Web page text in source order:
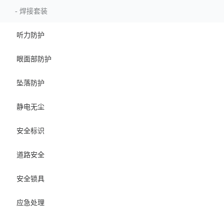
- 焊接套装
听力防护
眼面部防护
坠落防护
静电无尘
安全标识
道路安全
安全锁具
应急处理